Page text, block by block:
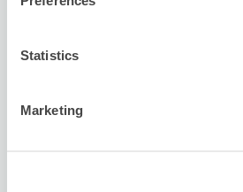
Statistics
Marketing
Karaoke Manekineko